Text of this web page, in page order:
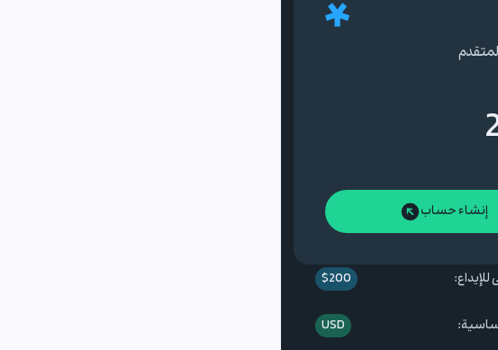
إنشاء حساب
للإيداع: $200
USD